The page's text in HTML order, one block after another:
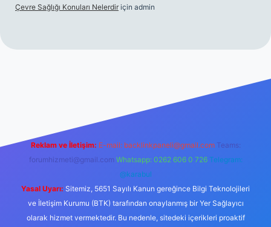
Çevre Sağlığı Konuları Nelerdir için admin
Reklam ve İletişim: E-mail: backlinkpaneli@gmail.com Teams:
forumhizmeti@gmail.com Whatsapp: 0262 606 0 726 Telegram:
@karabul
Yasal Uyarı: Sitemiz, 5651 Sayılı Kanun gereğince Bilgi Teknolojileri
ve İletişim Kurumu (BTK) tarafından onaylanmış bir Yer Sağlayıcı
olarak hizmet vermektedir. Bu nedenle, sitedeki içerikleri proaktif